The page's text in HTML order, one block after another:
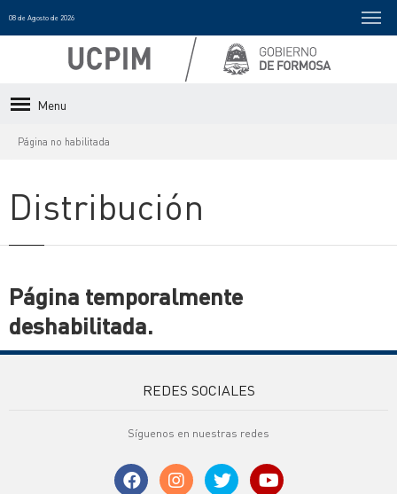
08 de Agosto de 2026
Menu
Página no habilitada
Distribución
Página temporalmente
deshabilitada.
REDES SOCIALES
Síguenos en nuestras redes